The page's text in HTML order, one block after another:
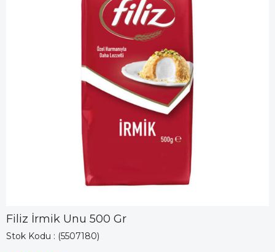
Filiz İrmik Unu 500 Gr
Stok Kodu (5507180)